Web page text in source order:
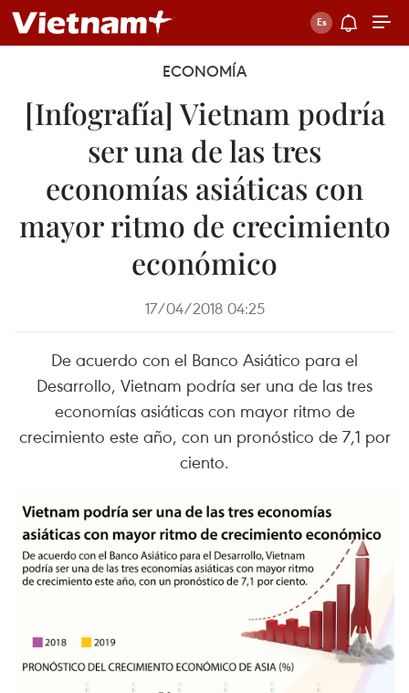
ECONOMÍA
[Infografía] Vietnam podría
ser una de las tres
economías asiáticas con
mayor ritmo de crecimiento
económico
17/04/2018 04:25
De acuerdo con el Banco Asiático para el
Desarrollo, Vietnam podría ser una de las tres
economías asiáticas con mayor ritmo de
crecimiento este año, con un pronóstico de 7,1 por
ciento.